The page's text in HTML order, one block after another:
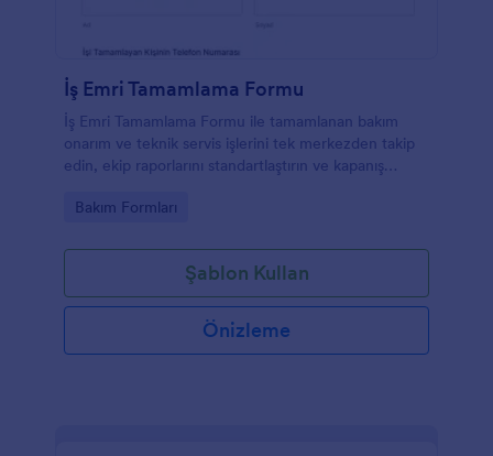
İş Emri Tamamlama Formu
İş Emri Tamamlama Formu ile tamamlanan bakım
onarım ve teknik servis işlerini tek merkezden takip
edin, ekip raporlarını standartlaştırın ve kapanış
Go to Category:
Bakım Formları
Şablon Kullan
Önizleme